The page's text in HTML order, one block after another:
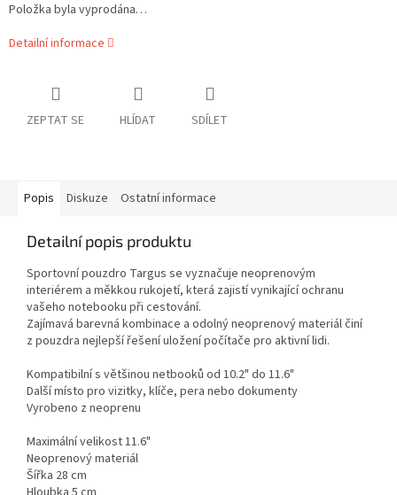
Položka byla vyprodána…
Detailní informace
ZEPTAT SE HLÍDAT SDÍLET
Popis Diskuze Ostatní informace
Detailní popis produktu
Sportovní pouzdro Targus se vyznačuje neoprenovým
interiérem a měkkou rukojetí, která zajistí vynikající ochranu
vašeho notebooku při cestování.
Zajímavá barevná kombinace a odolný neoprenový materiál činí
z pouzdra nejlepší řešení uložení počítače pro aktivní lidi.
Kompatibilní s většinou netbooků od 10.2" do 11.6"
Další místo pro vizitky, klíče, pera nebo dokumenty
Vyrobeno z neoprenu
Maximální velikost 11.6"
Neoprenový materiál
Šířka 28 cm